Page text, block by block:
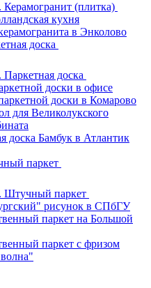
(плитка)
кухня
в Энколово
доска
доска
доски в офисе
доски в Комарово
для Великолукского
доска Бамбук в Атлантик
паркет
Штучный паркет
рисунок в СПбГУ
паркет на Большой
паркет с фризом